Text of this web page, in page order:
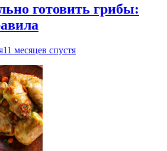
готовить грибы:
11 месяцев спустя